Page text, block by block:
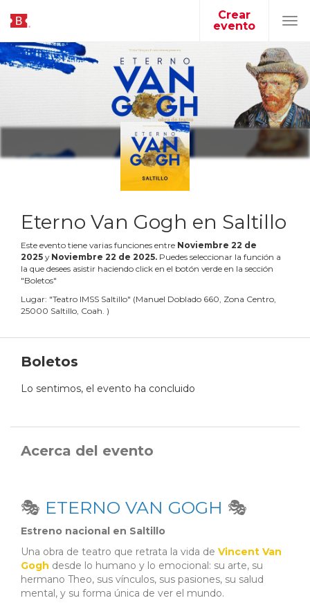
Crear
evento
Eterno Van Gogh en Saltillo
Este evento tiene varias funciones entre Noviembre 22 de
2025 y Noviembre 22 de 2025. Puedes seleccionar la función a
la que desees asistir haciendo click en el botón verde en la sección
"Boletos"
Lugar: "Teatro IMSS Saltillo" (Manuel Doblado 660, Zona Centro,
25000 Saltillo, Coah. )
Boletos
Lo sentimos, el evento ha concluido
Acerca del evento
🎭 ETERNO VAN GOGH 🎭
Estreno nacional en Saltillo
Una obra de teatro que retrata la vida de Vincent Van
Gogh desde lo humano y lo emocional: su arte, su
hermano Theo, sus vínculos, sus pasiones, su salud
mental, y su forma única de ver el mundo.